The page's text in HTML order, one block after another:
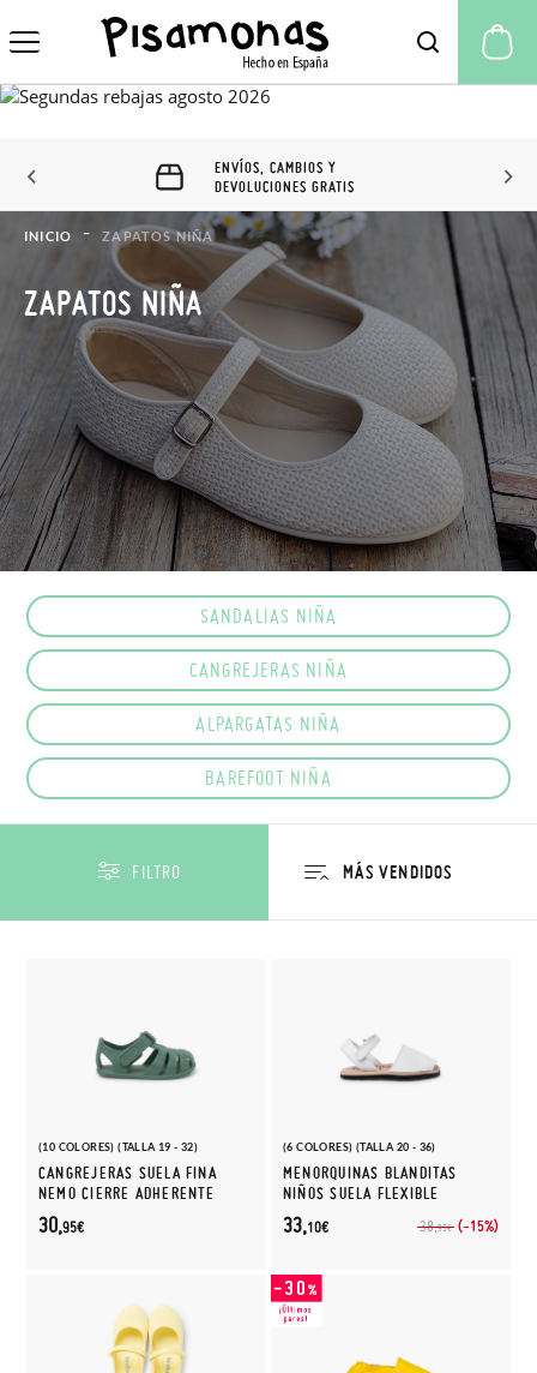
CAMBIOS&DEVOLUCIONES
INICIO ZAPATOS NIÑA
ZAPATOS NIÑA
SANDALIAS NIÑA
CANGREJERAS NIÑA
ALPARGATAS NIÑA
BAREFOOT NIÑA
FILTRO
(10 COLORES) (TALLA 19 - 32)
CANGREJERAS SUELA FINA
NEMO CIERRE ADHERENTE
30,95€
(6 COLORES) (TALLA 20 - 36)
MENORQUINAS BLANDITAS
NIÑOS SUELA FLEXIBLE
38,95€ (-15%)
33,10€